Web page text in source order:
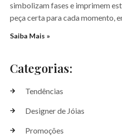
Categorias:
Tendências
Designer de Jóias
Promoções
simbolizam fases e imprimem
peça certa para cada momento,
Saiba Mais »